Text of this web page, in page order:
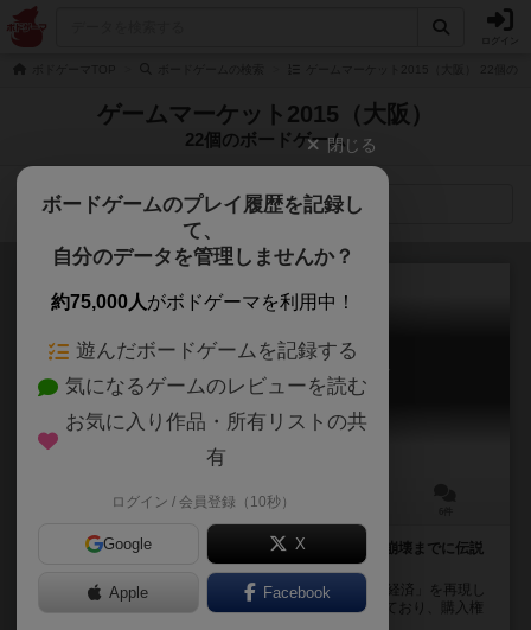
ゲームマーケット2015（大阪）
22個のボードゲーム
検索メニュー
チューリップ・バブル：同人版
TULIP BUBBLE
45～60分
相場が変動するチューリップをうまく売買し、 バブル崩壊までに伝説
の黒いチューリップを手に入れよう！
時は17世紀オランダ。 経済史における最初の「バブル経済」を再現し
たゲームです。 プレイヤーは各自一定額のお金を持っており、購入権
閉じる
ボードゲームのプレイ履歴を記録し
て、
自分のデータを管理しませんか？
約75,000人がボドゲーマを利用中！
遊んだボードゲームを記録する
気になるゲームのレビューを読む
お気に入り作品・所有リストの共
有
ログイン / 会員登録（10秒）
Google X
Apple Facebook